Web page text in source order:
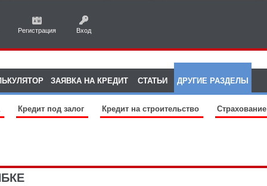
Регистрация Вход
ЗАЯВКА НА КРЕДИТ СТАТЬИ ДРУГИЕ РАЗДЕЛЫ
Кредит под залог Кредит на строительство Страхование